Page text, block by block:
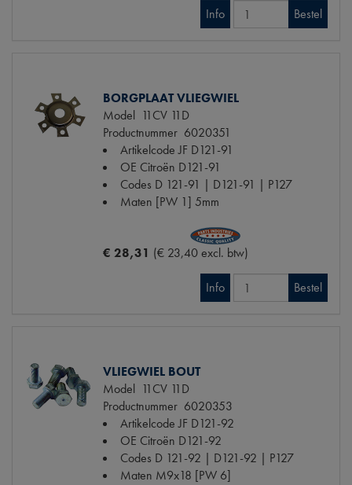
Info Bestel
BORGPLAAT VLIEGWIEL
Model 11CV 11D
Productnummer 6020351
Artikelcode JF D121-91
OE Citroën D121-91
Codes D 121-91 | D121-91 | P127
Maten [PW 1] 5mm
€ 28,31 (€ 23,40 excl. btw)
Info Bestel
VLIEGWIEL BOUT
Model 11CV 11D
Productnummer 6020353
Artikelcode JF D121-92
OE Citroën D121-92
Codes D 121-92 | D121-92 | P127
Maten M9x18 [PW 6]